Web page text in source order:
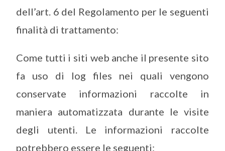
dell’art. 6 del Regolamento per le seguenti
finalità di trattamento:
Come tutti i siti web anche il presente sito
fa uso di log files nei quali vengono
conservate informazioni raccolte in
maniera automatizzata durante le visite
degli utenti. Le informazioni raccolte
potrebbero essere le seguenti: